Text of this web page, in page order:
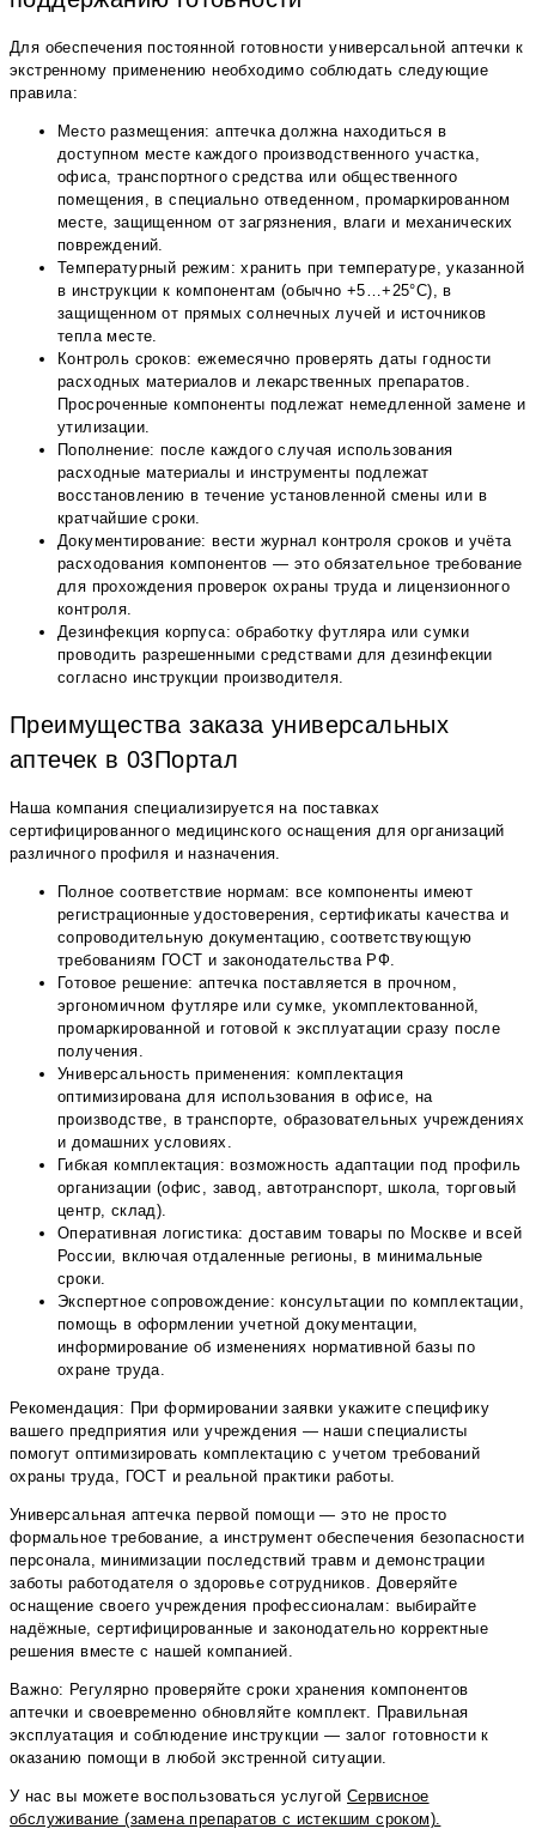
Для обеспечения постоянной готовности универсальной аптечки к
экстренному применению необходимо соблюдать следующие
правила:
Место размещения: аптечка должна находиться в
доступном месте каждого производственного участка,
офиса, транспортного средства или общественного
помещения, в специально отведенном, промаркированном
месте, защищенном от загрязнения, влаги и механических
повреждений.
Температурный режим: хранить при температуре, указанной
в инструкции к компонентам (обычно +5…+25°С), в
защищенном от прямых солнечных лучей и источников
тепла месте.
Контроль сроков: ежемесячно проверять даты годности
расходных материалов и лекарственных препаратов.
Просроченные компоненты подлежат немедленной замене и
утилизации.
Пополнение: после каждого случая использования
расходные материалы и инструменты подлежат
восстановлению в течение установленной смены или в
кратчайшие сроки.
Документирование: вести журнал контроля сроков и учёта
расходования компонентов — это обязательное требование
для прохождения проверок охраны труда и лицензионного
контроля.
Дезинфекция корпуса: обработку футляра или сумки
проводить разрешенными средствами для дезинфекции
согласно инструкции производителя.
Преимущества заказа универсальных
аптечек в 03Портал
Наша компания специализируется на поставках
сертифицированного медицинского оснащения для организаций
различного профиля и назначения.
Полное соответствие нормам: все компоненты имеют
регистрационные удостоверения, сертификаты качества и
сопроводительную документацию, соответствующую
требованиям ГОСТ и законодательства РФ.
Готовое решение: аптечка поставляется в прочном,
эргономичном футляре или сумке, укомплектованной,
промаркированной и готовой к эксплуатации сразу после
получения.
Универсальность применения: комплектация
оптимизирована для использования в офисе, на
производстве, в транспорте, образовательных учреждениях
и домашних условиях.
Гибкая комплектация: возможность адаптации под профиль
организации (офис, завод, автотранспорт, школа, торговый
центр, склад).
Оперативная логистика: доставим товары по Москве и всей
России, включая отдаленные регионы, в минимальные
сроки.
Экспертное сопровождение: консультации по комплектации,
помощь в оформлении учетной документации,
информирование об изменениях нормативной базы по
охране труда.
Рекомендация: При формировании заявки укажите специфику
вашего предприятия или учреждения — наши специалисты
помогут оптимизировать комплектацию с учетом требований
охраны труда, ГОСТ и реальной практики работы.
Универсальная аптечка первой помощи — это не просто
формальное требование, а инструмент обеспечения безопасности
персонала, минимизации последствий травм и демонстрации
заботы работодателя о здоровье сотрудников. Доверяйте
оснащение своего учреждения профессионалам: выбирайте
надёжные, сертифицированные и законодательно корректные
решения вместе с нашей компанией.
Важно: Регулярно проверяйте сроки хранения компонентов
аптечки и своевременно обновляйте комплект. Правильная
эксплуатация и соблюдение инструкции — залог готовности к
оказанию помощи в любой экстренной ситуации.
У нас вы можете воспользоваться услугой Сервисное
обслуживание (замена препаратов с истекшим сроком).